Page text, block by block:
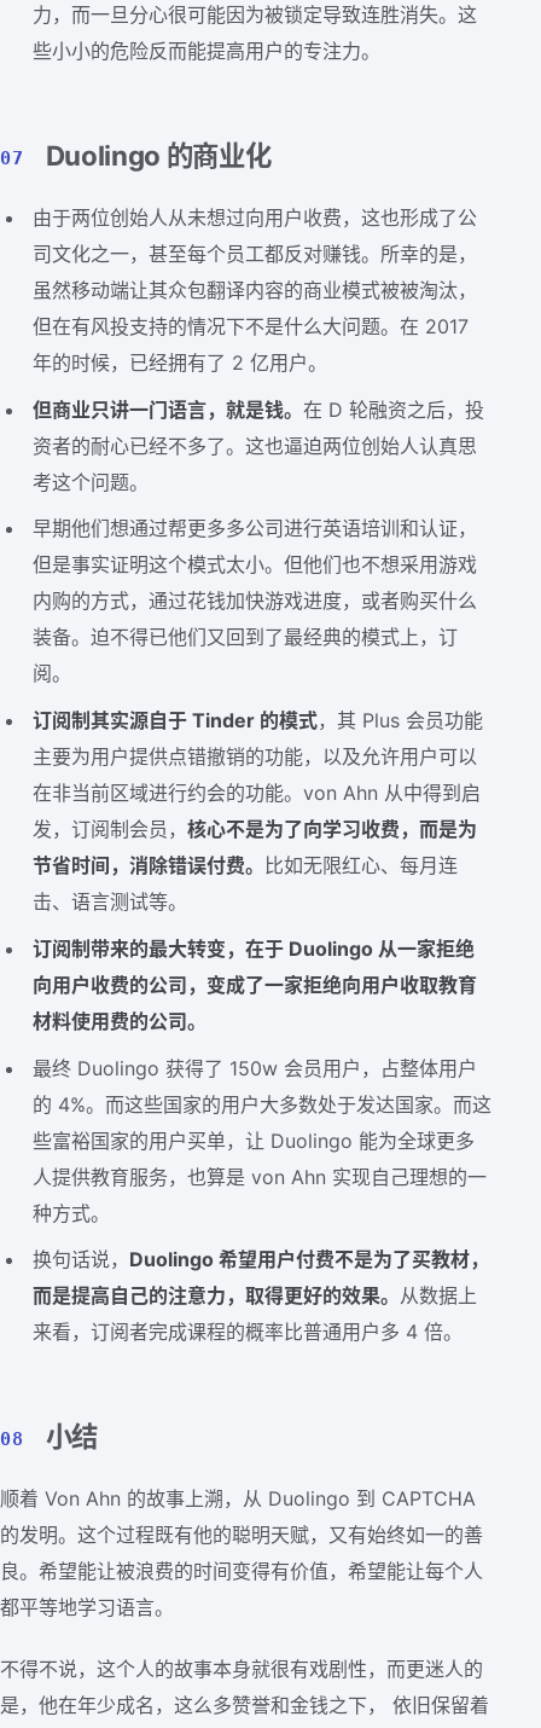
力，而一旦分心很可能因为被锁定导致连胜消失。这
些小小的危险反而能提高用户的专注力。
07 Duolingo 的商业化
由于两位创始人从未想过向用户收费，这也形成了公
司文化之一，甚至每个员工都反对赚钱。所幸的是，
虽然移动端让其众包翻译内容的商业模式被被淘汰，
但在有风投支持的情况下不是什么大问题。在 2017
年的时候，已经拥有了 2 亿用户。
但商业只讲一门语言，就是钱。在 D 轮融资之后，投
资者的耐心已经不多了。这也逼迫两位创始人认真思
考这个问题。
早期他们想通过帮更多多公司进行英语培训和认证，
但是事实证明这个模式太小。但他们也不想采用游戏
内购的方式，通过花钱加快游戏进度，或者购买什么
装备。迫不得已他们又回到了最经典的模式上，订
阅。
订阅制其实源自于 Tinder 的模式，其 Plus 会员功能
主要为用户提供点错撤销的功能，以及允许用户可以
在非当前区域进行约会的功能。von Ahn 从中得到启
发，订阅制会员，核心不是为了向学习收费，而是为
节省时间，消除错误付费。
比如无限红心、每月连
击、语言测试等。
订阅制带来的最大转变，在于 Duolingo 从一家拒绝
向用户收费的公司，变成了一家拒绝向用户收取教育
材料使用费的公司。
最终 Duolingo 获得了 150w 会员用户，占整体用户
的 4%。而这些国家的用户大多数处于发达国家。而这
些富裕国家的用户买单，让 Duolingo 能为全球更多
人提供教育服务，也算是 von Ahn 实现自己理想的一
种方式。
换句话说， Duolingo 希望用户付费不是为了买教材，
而是提高自己的注意力，取得更好的效果。 从数据上
来看，订阅者完成课程的概率比普通用户多 4 倍。
08 小结
顺着 Von Ahn 的故事上溯，从 Duolingo 到 CAPTCHA
的发明。这个过程既有他的聪明天赋，又有始终如一的善
良。希望能让被浪费的时间变得有价值，希望能让每个人
都平等地学习语言。
不得不说，这个人的故事本身就很有戏剧性，而更迷人的
是，他在年少成名，这么多赞誉和金钱之下， 依旧保留着